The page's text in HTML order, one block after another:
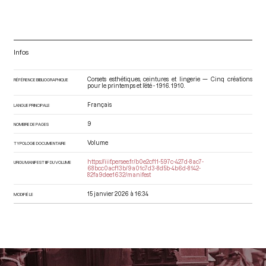
Infos
RÉFÉRENCE BIBLIOGRAPHIQUE
Corsets esthétiques, ceintures et lingerie — Cinq créations
pour le printemps et l’été - 1916 . 1910.
LANGUE PRINCIPALE Français
NOMBRE DE PAGES 9
TYPOLOGIE DOCUMENTAIRE Volume
URI DU MANIFEST IIIF DU VOLUME
https://iiif.persee.fr/b0e2cf11-597c-427d-8ac7-
68bcc0acf13b/9a01c7d3-8d5b-4b6d-8142-
82fa9dee1632/manifest
MODIFIÉ LE 15 janvier 2026 à 16:34